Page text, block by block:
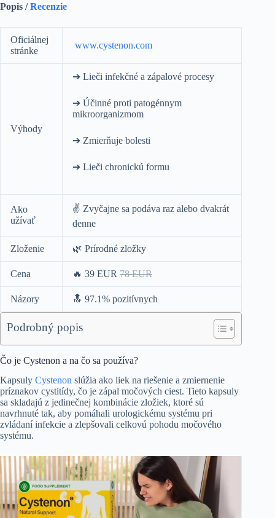
Popis /Recenzie
Оficiálnej
stránke
www.cystenon.com
Výhody
➔ Lieči infekčné a zápalové procesy
➔ Účinné proti patogénnym
mikroorganizmom
➔ Zmierňuje bolesti
➔ Lieči chronickú formu
Ako
užívať
✌️ Zvyčajne sa podáva raz alebo dvakrát
denne
Zloženie 🌿 Prírodné zložky
Cena 🔥 39 EUR 78 EUR
Názory 🔝 97.1% pozitívnych
Podrobný popis
Čo je Cystenon a na čo sa používa?
Kapsuly Cystenon slúžia ako liek na riešenie a zmiernenie
príznakov cystitídy, čo je zápal močových ciest. Tieto kapsuly
sa skladajú z jedinečnej kombinácie zložiek, ktoré sú
navrhnuté tak, aby pomáhali urologickému systému pri
zvládaní infekcie a zlepšovali celkovú pohodu močového
systému.